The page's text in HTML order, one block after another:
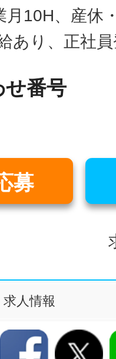
月10H、産休
あり、正社
せ番号
募
求人情報